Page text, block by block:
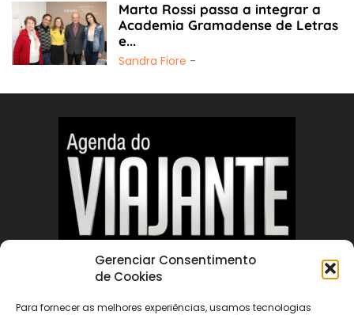
Gerenciar Consentimento
de Cookies
Para fornecer as melhores experiências, usamos tecnologias
Marta Rossi passa a integrar a
Academia Gramadense de Letras
e...
Sandra Fiore -